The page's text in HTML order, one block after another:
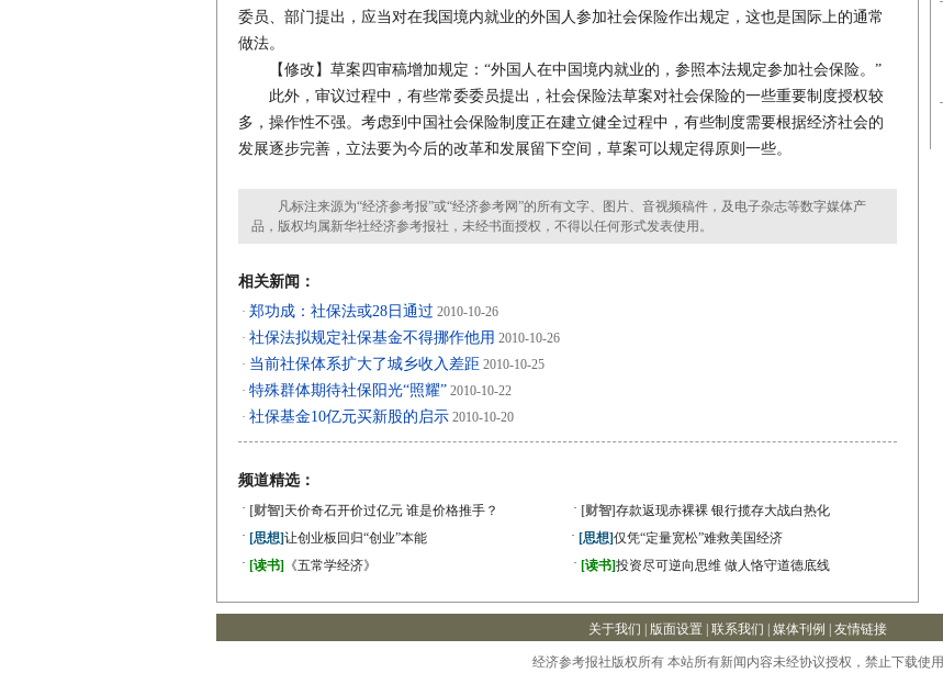
委员、部门提出，应当对在我国境内就业的外国人参加社会保险作出规定，这也是国际上的通常
做法。
【修改】草案四审稿增加规定：“外国人在中国境内就业的，参照本法规定参加社会保险。”
此外，审议过程中，有些常委委员提出，社会保险法草案对社会保险的一些重要制度授权较
多，操作性不强。考虑到中国社会保险制度正在建立健全过程中，有些制度需要根据经济社会的
发展逐步完善，立法要为今后的改革和发展留下空间，草案可以规定得原则一些。
凡标注来源为“经济参考报”或“经济参考网”的所有文字、图片、音视频稿件，及电子杂志等数字媒体产
品，版权均属新华社经济参考报社，未经书面授权，不得以任何形式发表使用。
相关新闻：
· 郑功成：社保法或28日通过 2010-10-26
· 社保法拟规定社保基金不得挪作他用 2010-10-26
· 当前社保体系扩大了城乡收入差距 2010-10-25
· 特殊群体期待社保阳光“照耀” 2010-10-22
· 社保基金10亿元买新股的启示 2010-10-20
频道精选：
· [财智] 天价奇石开价过亿元 谁是价格推手？ · [财智]存款返现赤裸裸 银行揽存大战白热化
· [思想]让创业板回归“创业”本能 · [思想]仅凭“定量宽松”难救美国经济
· [读书] 《五常学经济》 · [读书]投资尽可逆向思维 做人恪守道德底线
关于我们 | 版面设置 | 联系我们 | 媒体刊例 友情链接
经济参考报社版权所有 本站所有新闻内容未经协议授权，禁止下载使用